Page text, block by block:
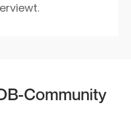
Community